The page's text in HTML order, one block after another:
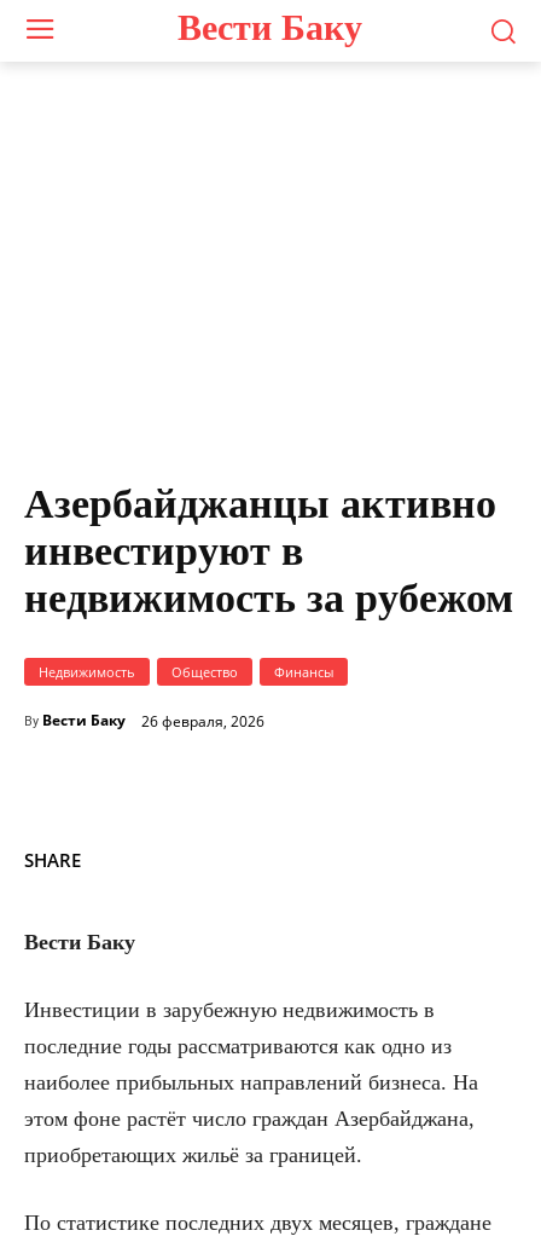
Вести Баку
Азербайджанцы активно
инвестируют в
недвижимость за рубежом
Недвижимость Общество Финансы
By Вести Баку 26 февраля, 2026
SHARE
Вести Баку
Инвестиции в зарубежную недвижимость в
последние годы рассматриваются как одно из
наиболее прибыльных направлений бизнеса. На
этом фоне растёт число граждан Азербайджана,
приобретающих жильё за границей.
По статистике последних двух месяцев, граждане